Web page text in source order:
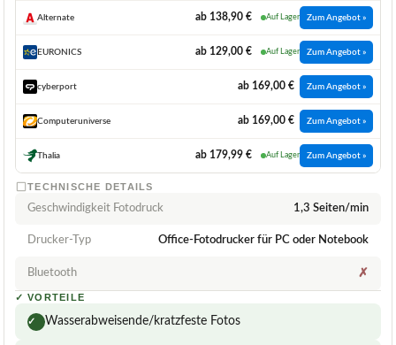
Alternate ab 138,90 € Auf Lager Zum Angebot »
EURONICS ab 129,00 € Auf Lager Zum Angebot »
cyberport ab 169,00 € Zum Angebot »
Computeruniverse ab 169,00 € Zum Angebot »
Thalia ab 179,99 € Auf Lager Zum Angebot »
TECHNISCHE DETAILS
Geschwindigkeit Fotodruck 1,3 Seiten/min
Drucker-Typ Office-Fotodrucker für PC oder Notebook
Bluetooth ✗
✓ VORTEILE
✓ Wasserabweisende/kratzfeste Fotos